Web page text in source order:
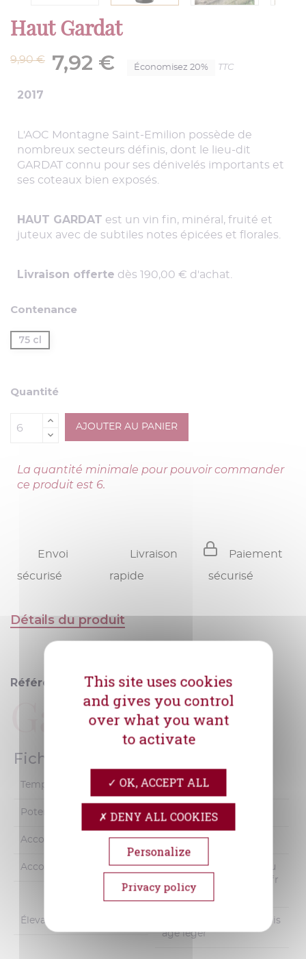
Haut Gardat
9,90 € 7,92 € Économisez 20% TTC
2017
L'AOC Montagne Saint-Emilion possède de
nombreux secteurs définis, dont le lieu-dit
GARDAT connu pour ses dénivelés importants et
ses coteaux bien exposés.
HAUT GARDAT est un vin fin, minéral, fruité et
juteux avec de subtiles notes épicées et florales.
Livraison offerte dès 190,00 € d'achat.
Contenance
75 cl
Quantité
AJOUTER AU PANIER
La quantité minimale pour pouvoir commander
ce produit est 6.
Envoi
sécurisé
Livraison
rapide
Paiement
sécurisé
Détails du produit
Référence
Haut
Gardat
Fiche technique
Température De Service 16-18°
Potentiel De Garde 2 à 6 ans
Accords Mets & Vins Barbecue
Accords Mets & Vins
Viandes blanches et rou
ges, poissons snackés, fr
omages doux
Élevage
Cuves inox et béton, bois
age léger
This site uses cookies
and gives you control
over what you want
to activate
OK, ACCEPT ALL
DENY ALL COOKIES
Personalize
Privacy policy